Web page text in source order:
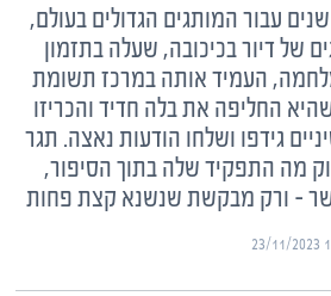
עבור המותגים הגדולים בעולם,
של דיור בכיכובה, שעלה בתזמון
העמיד אותה במרכז תשומת
החליפה את בלה חדיד והכריזו
גידפו ושלחו הודעות נאצה. תגר
מה התפקיד שלה בתוך הסיפור,
– ורק מבקשת שנשנא קצת פחות